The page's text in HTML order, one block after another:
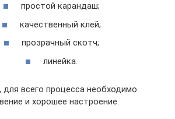
простой карандаш;
качественный клей;
прозрачный скотч;
линейка.
для всего процесса необходимо
и хорошее настроение.